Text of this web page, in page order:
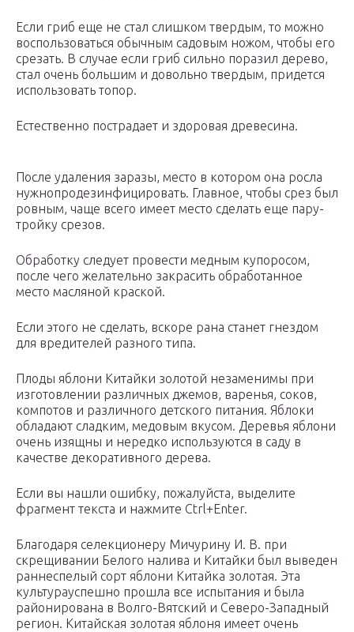
Если гриб еще не стал слишком твердым, то можно
воспользоваться обычным садовым ножом, чтобы его
срезать. В случае если гриб сильно поразил дерево,
стал очень большим и довольно твердым, придется
использовать топор.
Естественно пострадает и здоровая древесина.
После удаления заразы, место в котором она росла
нужнопродезинфицировать. Главное, чтобы срез был
ровным, чаще всего имеет место сделать еще пару-
тройку срезов.
Обработку следует провести медным купоросом,
после чего желательно закрасить обработанное
место масляной краской.
Если этого не сделать, вскоре рана станет гнездом
для вредителей разного типа.
Плоды яблони Китайки золотой незаменимы при
изготовлении различных джемов, варенья, соков,
компотов и различного детского питания. Яблоки
обладают сладким, медовым вкусом. Деревья яблони
очень изящны и нередко используются в саду в
качестве декоративного дерева.
Если вы нашли ошибку, пожалуйста, выделите
фрагмент текста и нажмите Ctrl+Enter.
Благодаря селекционеру Мичурину И. В. при
скрещивании Белого налива и Китайки был выведен
раннеспелый сорт яблони Китайка золотая. Эта
культурауспешно прошла все испытания и была
районирована в Волго-Вятский и Северо-Западный
регион. Китайская золотая яблоня имеет очень